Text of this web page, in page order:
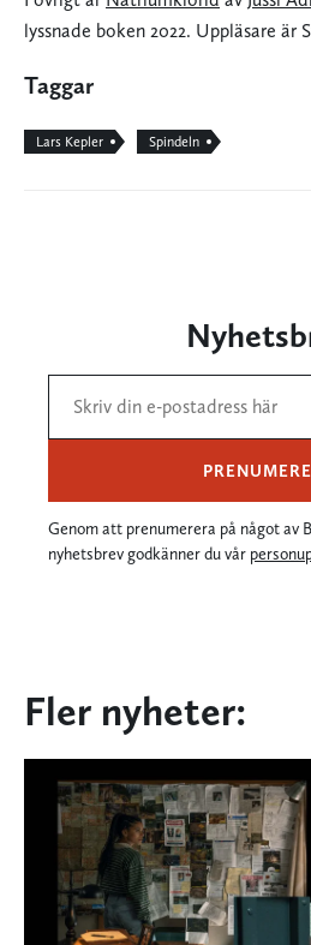
lyssnade boken 2022. Uppläsare är
Taggar
Lars Kepler Spindeln
Genom att prenumerera på något av
nyhetsbrev godkänner du vår
Fler nyheter: